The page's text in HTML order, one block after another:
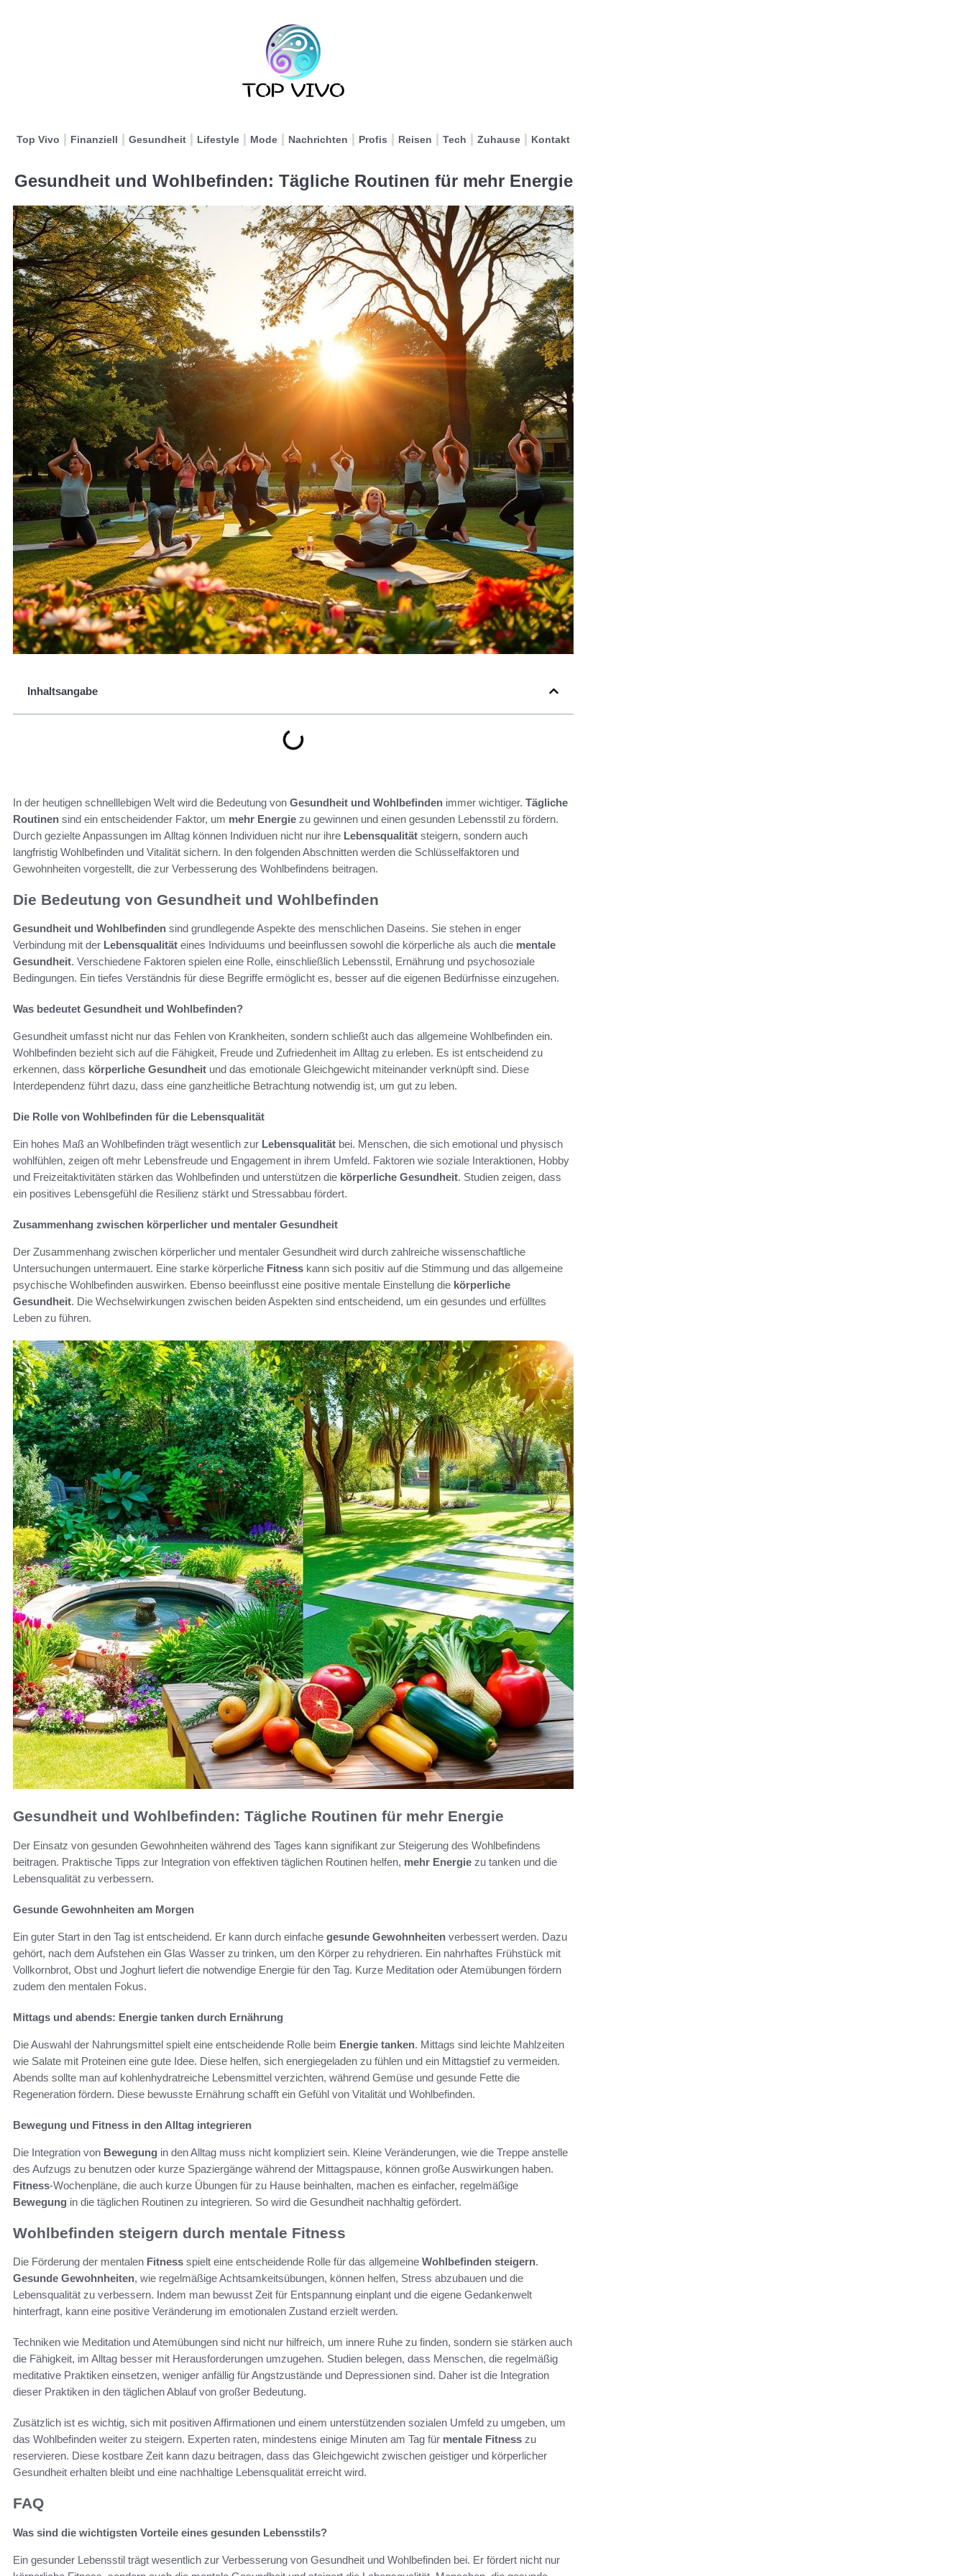
Top Vivo Finanziell Gesundheit Lifestyle Mode Nachrichten Profis Reisen Tech Zuhause Kontakt
Gesundheit und Wohlbefinden: Tägliche Routinen für mehr Energie
Inhaltsangabe
In der heutigen schnelllebigen Welt wird die Bedeutung von Gesundheit und Wohlbefinden immer wichtiger. Tägliche
Routinen sind ein entscheidender Faktor, um mehr Energie zu gewinnen und einen gesunden Lebensstil zu fördern.
Durch gezielte Anpassungen im Alltag können Individuen nicht nur ihre Lebensqualität steigern, sondern auch
langfristig Wohlbefinden und Vitalität sichern. In den folgenden Abschnitten werden die Schlüsselfaktoren und
Gewohnheiten vorgestellt, die zur Verbesserung des Wohlbefindens beitragen.
Die Bedeutung von Gesundheit und Wohlbefinden
Gesundheit und Wohlbefinden sind grundlegende Aspekte des menschlichen Daseins. Sie stehen in enger
Verbindung mit der Lebensqualität eines Individuums und beeinflussen sowohl die körperliche als auch die mentale
Gesundheit. Verschiedene Faktoren spielen eine Rolle, einschließlich Lebensstil, Ernährung und psychosoziale
Bedingungen. Ein tiefes Verständnis für diese Begriffe ermöglicht es, besser auf die eigenen Bedürfnisse einzugehen.
Was bedeutet Gesundheit und Wohlbefinden?
Gesundheit umfasst nicht nur das Fehlen von Krankheiten, sondern schließt auch das allgemeine Wohlbefinden ein.
Wohlbefinden bezieht sich auf die Fähigkeit, Freude und Zufriedenheit im Alltag zu erleben. Es ist entscheidend zu
erkennen, dass körperliche Gesundheit und das emotionale Gleichgewicht miteinander verknüpft sind. Diese
Interdependenz führt dazu, dass eine ganzheitliche Betrachtung notwendig ist, um gut zu leben.
Die Rolle von Wohlbefinden für die Lebensqualität
Ein hohes Maß an Wohlbefinden trägt wesentlich zur Lebensqualität bei. Menschen, die sich emotional und physisch
wohlfühlen, zeigen oft mehr Lebensfreude und Engagement in ihrem Umfeld. Faktoren wie soziale Interaktionen, Hobby
und Freizeitaktivitäten stärken das Wohlbefinden und unterstützen die körperliche Gesundheit. Studien zeigen, dass
ein positives Lebensgefühl die Resilienz stärkt und Stressabbau fördert.
Zusammenhang zwischen körperlicher und mentaler Gesundheit
Der Zusammenhang zwischen körperlicher und mentaler Gesundheit wird durch zahlreiche wissenschaftliche
Untersuchungen untermauert. Eine starke körperliche Fitness kann sich positiv auf die Stimmung und das allgemeine
psychische Wohlbefinden auswirken. Ebenso beeinflusst eine positive mentale Einstellung die körperliche
Gesundheit. Die Wechselwirkungen zwischen beiden Aspekten sind entscheidend, um ein gesundes und erfülltes
Leben zu führen.
Gesundheit und Wohlbefinden: Tägliche Routinen für mehr Energie
Der Einsatz von gesunden Gewohnheiten während des Tages kann signifikant zur Steigerung des Wohlbefindens
beitragen. Praktische Tipps zur Integration von effektiven täglichen Routinen helfen, mehr Energie zu tanken und die
Lebensqualität zu verbessern.
Gesunde Gewohnheiten am Morgen
Ein guter Start in den Tag ist entscheidend. Er kann durch einfache gesunde Gewohnheiten verbessert werden. Dazu
gehört, nach dem Aufstehen ein Glas Wasser zu trinken, um den Körper zu rehydrieren. Ein nahrhaftes Frühstück mit
Vollkornbrot, Obst und Joghurt liefert die notwendige Energie für den Tag. Kurze Meditation oder Atemübungen fördern
zudem den mentalen Fokus.
Mittags und abends: Energie tanken durch Ernährung
Die Auswahl der Nahrungsmittel spielt eine entscheidende Rolle beim Energie tanken. Mittags sind leichte Mahlzeiten
wie Salate mit Proteinen eine gute Idee. Diese helfen, sich energiegeladen zu fühlen und ein Mittagstief zu vermeiden.
Abends sollte man auf kohlenhydratreiche Lebensmittel verzichten, während Gemüse und gesunde Fette die
Regeneration fördern. Diese bewusste Ernährung schafft ein Gefühl von Vitalität und Wohlbefinden.
Bewegung und Fitness in den Alltag integrieren
Die Integration von Bewegung in den Alltag muss nicht kompliziert sein. Kleine Veränderungen, wie die Treppe anstelle
des Aufzugs zu benutzen oder kurze Spaziergänge während der Mittagspause, können große Auswirkungen haben.
Fitness-Wochenpläne, die auch kurze Übungen für zu Hause beinhalten, machen es einfacher, regelmäßige
Bewegung in die täglichen Routinen zu integrieren. So wird die Gesundheit nachhaltig gefördert.
Wohlbefinden steigern durch mentale Fitness
Die Förderung der mentalen Fitness spielt eine entscheidende Rolle für das allgemeine Wohlbefinden steigern.
Gesunde Gewohnheiten, wie regelmäßige Achtsamkeitsübungen, können helfen, Stress abzubauen und die
Lebensqualität zu verbessern. Indem man bewusst Zeit für Entspannung einplant und die eigene Gedankenwelt
hinterfragt, kann eine positive Veränderung im emotionalen Zustand erzielt werden.
Techniken wie Meditation und Atemübungen sind nicht nur hilfreich, um innere Ruhe zu finden, sondern sie stärken auch
die Fähigkeit, im Alltag besser mit Herausforderungen umzugehen. Studien belegen, dass Menschen, die regelmäßig
meditative Praktiken einsetzen, weniger anfällig für Angstzustände und Depressionen sind. Daher ist die Integration
dieser Praktiken in den täglichen Ablauf von großer Bedeutung.
Zusätzlich ist es wichtig, sich mit positiven Affirmationen und einem unterstützenden sozialen Umfeld zu umgeben, um
das Wohlbefinden weiter zu steigern. Experten raten, mindestens einige Minuten am Tag für mentale Fitness zu
reservieren. Diese kostbare Zeit kann dazu beitragen, dass das Gleichgewicht zwischen geistiger und körperlicher
Gesundheit erhalten bleibt und eine nachhaltige Lebensqualität erreicht wird.
FAQ
Was sind die wichtigsten Vorteile eines gesunden Lebensstils?
Ein gesunder Lebensstil trägt wesentlich zur Verbesserung von Gesundheit und Wohlbefinden bei. Er fördert nicht nur